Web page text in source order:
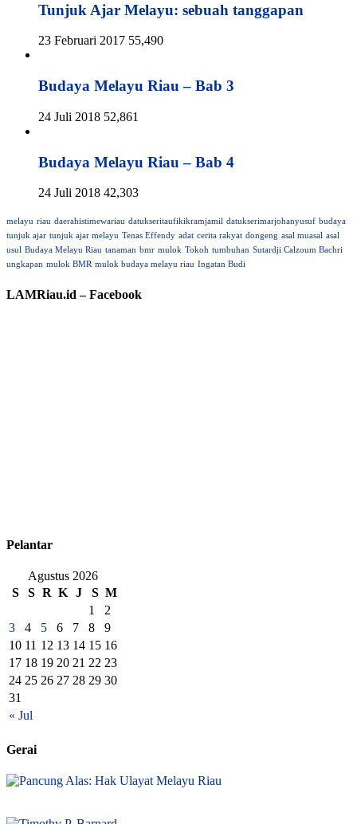
Tunjuk Ajar Melayu: sebuah tanggapan
23 Februari 2017 55,490
Budaya Melayu Riau – Bab 3
24 Juli 2018 52,861
Budaya Melayu Riau – Bab 4
24 Juli 2018 42,303
melayu riau daerahistimewariau datukseritaufikikramjamil datukserimarjohanyusuf budaya
tunjuk ajar tunjuk ajar melayu Tenas Effendy adat cerita rakyat dongeng asal muasal asal
usul Budaya Melayu Riau tanaman bmr mulok Tokoh tumbuhan Sutardji Calzoum Bachri
ungkapan mulok BMR mulok budaya melayu riau Ingatan Budi
LAMRiau.id – Facebook
Pelantar
Agustus 2026
S
S R K J S M
« Jul
1
2
3
4 5 6 7 8
9
10 11 12 13 14 15 16
17 18 19 20 21 22 23
24 25 26 27 28 29 30
31
Gerai